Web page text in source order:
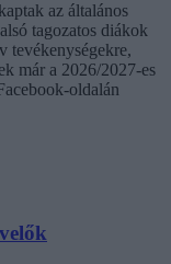
az általános
tagozatos diákok
tevékenységekre,
már a 2026/2027-es
oldalán